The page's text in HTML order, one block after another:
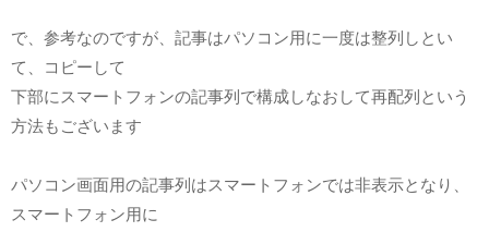
で、参考なのですが、記事はパソコン用に一度は整列しとい
て、コピーして
下部にスマートフォンの記事列で構成しなおして再配列という
方法もございます
パソコン画面用の記事列はスマートフォンでは非表示となり、
スマートフォン用に